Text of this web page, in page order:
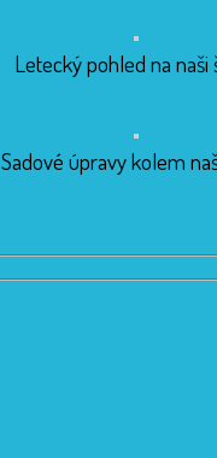
Letecký pohled na naši
Sadové úpravy kolem